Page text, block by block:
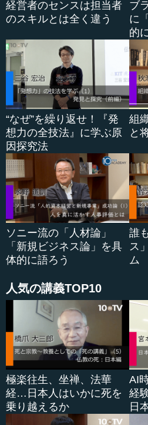
やや逆説的ですが、1つの効果
的な扱いを受けていて、不当に
況があるとしたら、そういう状
く登用した企業のほうが人件費
業績がよくなるのではないかと
す。
不当に安い賃金で女性が働いて
学では生産性に対して賃金が安す
えます。仮にこういう差別が市
生産性の分だけ賃金を払わなく
きます。そうすると、生産性対
うが安いので、女性を登用したほ
て、業績や利益率がよくなると
ですから、差別が生じている状
経営者のセンスは担当者
のスキルとは全く違う
ブ
に
的
“なぜ”を繰り返せ！『発
想力の全技法』に学ぶ原
因探究法
組
と
ソニー流の「人材論」
「新規ビジネス論」を具
体的に語ろう
誰
ス
ム
人気の講義TOP10
極楽往生、坐禅、法華
経…日本人はいかに死を
乗り越えるか
AI
経
日